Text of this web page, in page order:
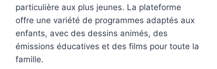
particulière aux plus jeunes. La plateforme
offre une variété de programmes adaptés aux
enfants, avec des dessins animés, des
émissions éducatives et des films pour toute la
famille.